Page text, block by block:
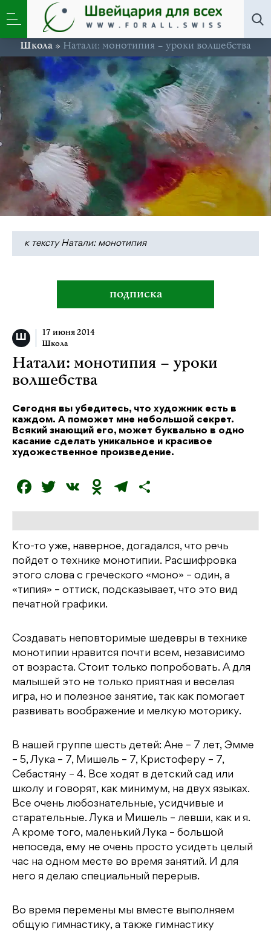
Школа » Натали: монотипия – уроки волшебства
к тексту Натали: монотипия
подписка
17 июня 2014
Школа
Натали: монотипия – уроки
волшебства
Сегодня вы убедитесь, что художник есть в
каждом. А поможет мне небольшой секрет.
Всякий знающий его, может буквально в одно
касание сделать уникальное и красивое
художественное произведение.
F
a
c
e
b
o
o
T
w
it
t
e
r
V
K
O
d
n
o
kl
a
s
ni
ki
T
el
e
g
r
a
т
п
р
а
в
ь
Кто-то уже, наверное, догадался, что речь
пойдет о технике монотипии. Расшифровка
этого слова с греческого «моно» – один, а
«типия» – оттиск, подсказывает, что это вид
печатной графики.
Создавать неповторимые шедевры в технике
монотипии нравится почти всем, независимо
от возраста. Стоит только попробовать. А для
малышей это не только приятная и веселая
игра, но и полезное занятие, так как помогает
развивать воображение и мелкую моторику.
В нашей группе шесть детей: Ане – 7 лет, Эмме
– 5, Лука – 7, Мишель – 7, Кристоферу – 7,
Себастяну – 4. Все ходят в детский сад или
школу и говорят, как минимум, на двух языках.
Все очень любознательные, усидчивые и
старательные. Лука и Мишель – левши, как и я.
А кроме того, маленький Лука – большой
непоседа, ему не очень просто усидеть целый
час на одном месте во время занятий. И для
него я делаю специальный перерыв.
Во время перемены мы вместе выполняем
общую гимнастику, а также гимнастику